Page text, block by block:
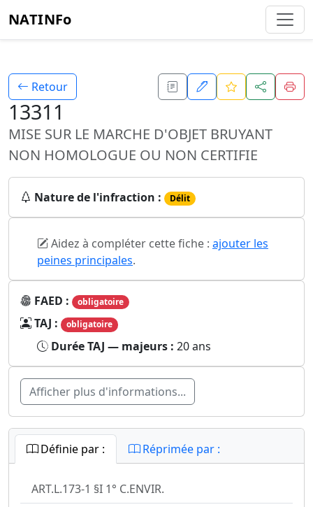
NATINFo
Retour
13311
MISE SUR LE MARCHE D'OBJET BRUYANT
NON HOMOLOGUE OU NON CERTIFIE
Nature de l'infraction : Délit
Aidez à compléter cette fiche : ajouter les
peines principales.
FAED : obligatoire
TAJ : obligatoire
Durée TAJ — majeurs : 20 ans
Afficher plus d'informations...
Définie par : Réprimée par :
ART.L.173-1 §I 1° C.ENVIR.